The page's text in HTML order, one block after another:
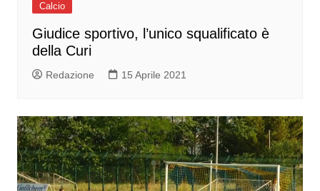
Calcio
Giudice sportivo, l’unico squalificato è
della Curi
Redazione 15 Aprile 2021